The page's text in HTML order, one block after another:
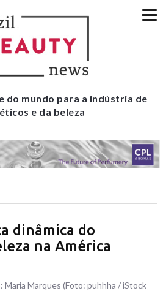
do mundo para a indústria de
e da beleza
dinâmica do
na América
Maria Marques (Foto: puhhha / iStock